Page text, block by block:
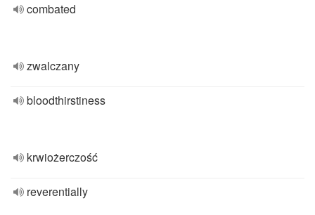
combated
zwalczany
bloodthirstiness
krwiożerczość
reverentially